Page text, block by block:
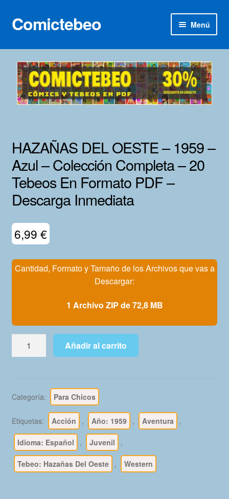
Ir
a
Ir
al
Comictebeo Menú
Inicio
Categorías
Franco-Belga
Lotes 100
Adultos
Mi Cuenta
HAZAÑAS DEL OESTE – 1959 –
Azul – Colección Completa – 20
Tebeos En Formato PDF –
Descarga Inmediata
6,99 €
Cantidad, Formato y Tamaño de los Archivos que vas a
Descargar:
1 Archivo ZIP de 72,8 MB
-
Azul
Colección
Completa
–
Añadir al carrito
Categoría: Para Chicos
Etiquetas: Acción , Año: 1959 , Aventura ,
Idioma: Español , Juvenil ,
Tebeo: Hazañas Del Oeste , Western